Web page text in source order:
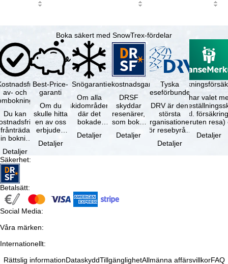
Boka säkert med SnowTrex-fördelar
av- och
Du kan
frånträda
bokning
efter
…
Detaljer
Best-Price-
garanti
Om du
skulle hitta
en av oss
erbjuden
samma
Detaljer
Snögaranti
Om alla
skidområden
där det
bokade
gäller –
Detaljer
Resekostnadsgaranti
DRSF
skyddar
resenärer,
som bokat
paketresa
Detaljer
Tyska
reseförbundet
DRV är den
största
organisationen
för resebyråer
researrangörer
Detaljer
Du har valet
(inkl.
avbruten resa)
Detaljer
Säkerhet:
Betalsätt:
Social Media:
Våra märken:
Internationellt:
Rättslig informationDataskyddTillgänglighetAllmänna affärsvillkorFAQ